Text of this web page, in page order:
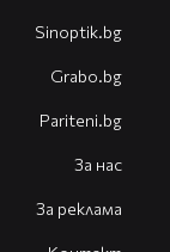
Sinoptik.bg
Grabo.bg
Pariteni.bg
За нас
За реклама